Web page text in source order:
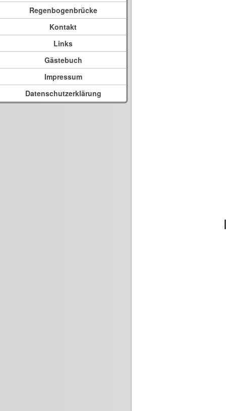
Regenbogenbrücke
Kontakt
Links
Gästebuch
Impressum
Datenschutzerklärung